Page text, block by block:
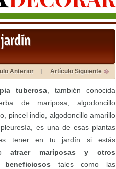
Anterior Artículo Siguiente
tuberosa , también conocida
de mariposa, algodoncillo
pincel indio, algodoncillo amarillo
es una de esas plantas
tener en tu jardín si estás
atraer mariposas y otros
tales como las